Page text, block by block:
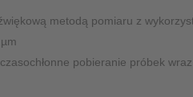
przeciwprzepięciowe
metodą pomiaru z
pobieranie próbek